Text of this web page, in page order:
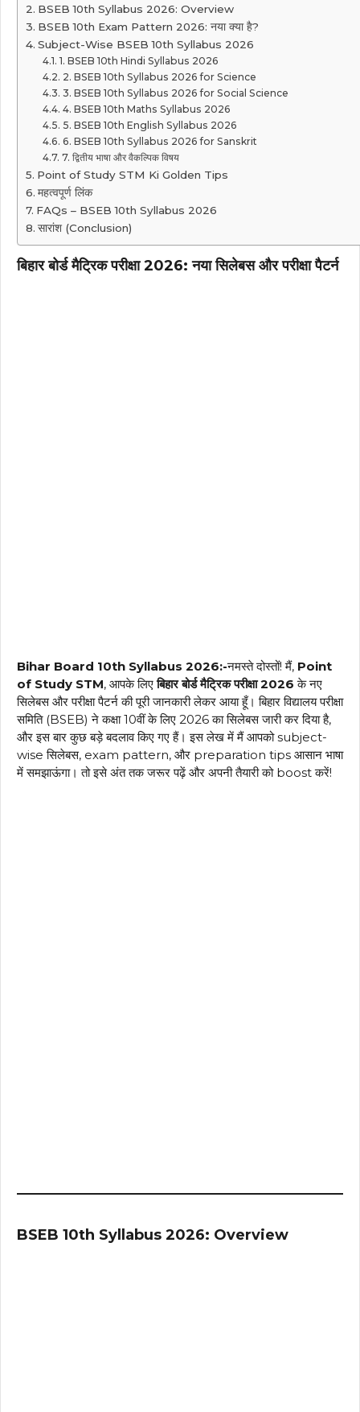
BSEB 10th Syllabus 2026: Overview
BSEB 10th Exam Pattern 2026: नया क्या है?
Subject-Wise BSEB 10th Syllabus 2026
1. BSEB 10th Hindi Syllabus 2026
2. BSEB 10th Syllabus 2026 for Science
3. BSEB 10th Syllabus 2026 for Social Science
4. BSEB 10th Maths Syllabus 2026
5. BSEB 10th English Syllabus 2026
6. BSEB 10th Syllabus 2026 for Sanskrit
7. द्वितीय भाषा और वैकल्पिक विषय
Point of Study STM Ki Golden Tips
महत्वपूर्ण लिंक
FAQs – BSEB 10th Syllabus 2026
सारांश (Conclusion)
बिहार बोर्ड मैट्रिक परीक्षा 2026: नया सिलेबस और परीक्षा पैटर्न
Bihar Board 10th Syllabus 2026:-नमस्ते दोस्तों! मैं, Point
of Study STM, आपके लिएबिहार बोर्ड मैट्रिक परीक्षा 2026 के नए
सिलेबस और परीक्षा पैटर्न की पूरी जानकारी लेकर आया हूँ। बिहार विद्यालय परीक्षा
समिति (BSEB) ने कक्षा 10वीं के लिए 2026 का सिलेबस जारी कर दिया है,
और इस बार कुछ बड़े बदलाव किए गए हैं। इस लेख में मैं आपको subject-
wise सिलेबस, exam pattern, और preparation tips आसान भाषा
में समझाऊंगा। तो इसे अंत तक जरूर पढ़ें और अपनी तैयारी को boost करें!
BSEB 10th Syllabus 2026: Overview